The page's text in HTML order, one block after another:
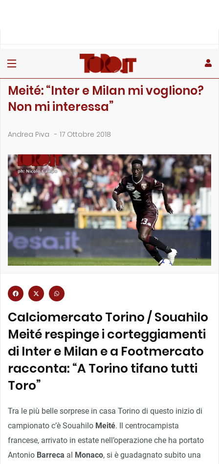
Meité: “Inter e Milan mi vogliono?
Non mi interessa”
Andrea Piva - 17 Ottobre 2018
Calciomercato Torino / Souahilo
Meité respinge i corteggiamenti
di Inter e Milan e a Footmercato
racconta: “A Torino tifano tutti
Toro”
Tra le più belle sorprese in casa Torino di questo inizio di
campionato c’è Souahilo Meité. Il centrocampista
francese, arrivato in estate nell’operazione che ha portato
Antonio Barreca al Monaco, si è guadagnato subito una